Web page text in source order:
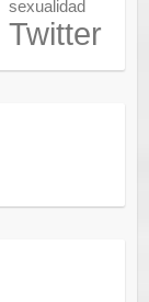
sexualidad
Twitter